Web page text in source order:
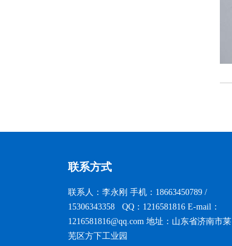
联系方式
联系人：李永刚 手机：18663450789 /
15306343358 QQ：1216581816 E-mail：
1216581816@qq.com 地址：山东省济南市莱
芜区方下工业园